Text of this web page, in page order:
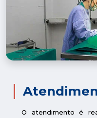
O atendimento é